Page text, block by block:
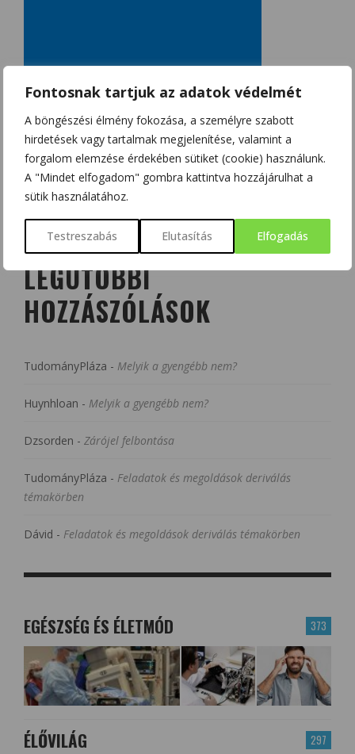
Fontosnak tartjuk az adatok védelmét
A böngészési élmény fokozása, a személyre szabott
hirdetések vagy tartalmak megjelenítése, valamint a
forgalom elemzése érdekében sütiket (cookie) használunk.
A "Mindet elfogadom" gombra kattintva hozzájárulhat a
sütik használatához.
Testreszabás Elutasítás Elfogadás
LEGUTÓBBI
HOZZÁSZÓLÁSOK
TudományPláza - Melyik a gyengébb nem?
Huynhloan - Melyik a gyengébb nem?
Dzsorden - Zárójel felbontása
TudományPláza - Feladatok és megoldások deriválás
témakörben
Dávid - Feladatok és megoldások deriválás témakörben
373
EGÉSZSÉG ÉS ÉLETMÓD
297
ÉLŐVILÁG